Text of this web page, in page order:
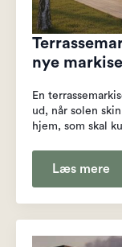
nye markise
En
ud, når solen
hjem, som skal
Læs mere